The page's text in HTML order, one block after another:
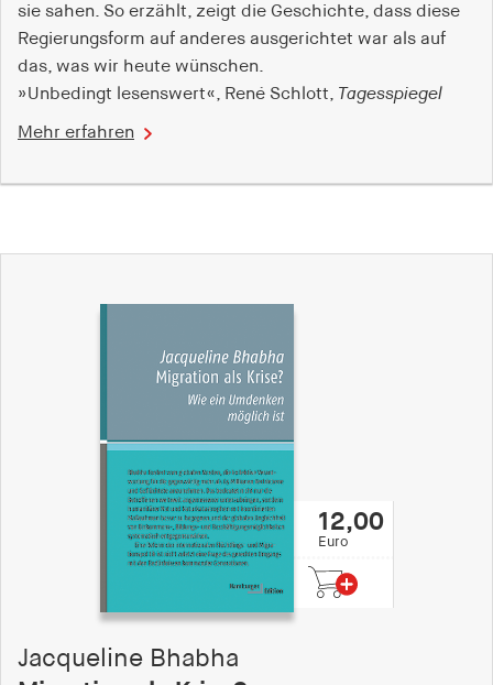
sie sahen. So erzählt, zeigt die Geschichte, dass diese
Regierungsform auf anderes ausgerichtet war als auf
das, was wir heute wünschen.
»Unbedingt lesenswert«, René Schlott, Tagesspiegel
Mehr erfahren
12,00
Euro
Jacqueline Bhabha